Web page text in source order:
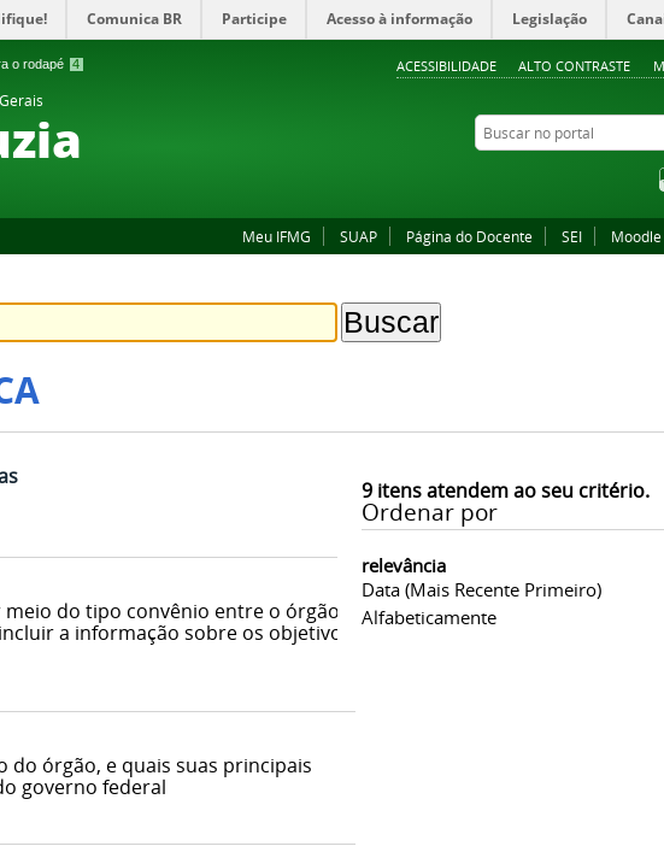
o rodapé 4 ACESSIBILIDADE ALTO CONTRASTE
Comunica BR Participe Acesso à informação Legislação
Buscar no portal
Meu IFMG SUAP Página do Docente SEI Moodle
9itens atendem ao seu critério.
Ordenar por
relevância
Data (mais Recente Primeiro)
Alfabeticamente
do tipo convênio entre o órgão
a informação sobre os objetivos
do órgão, e quais suas principais
governo federal